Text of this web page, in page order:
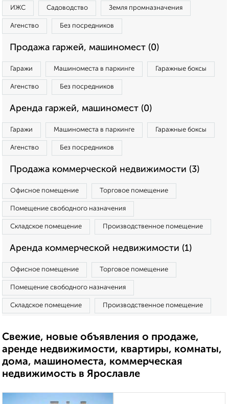
ИЖС Садоводство Земля промназначения
Агенство Без посредников
Продажа гаржей, машиномест (0)
Гаражи Машиноместа в паркинге Гаражные боксы
Агенство Без посредников
Аренда гаржей, машиномест (0)
Гаражи Машиноместа в паркинге Гаражные боксы
Агенство Без посредников
Продажа коммерческой недвижимости (3)
Офисное помещение Торговое помещение
Помещение свободного назначения
Складское помещение Производственное помещение
Аренда коммерческой недвижимости (1)
Офисное помещение Торговое помещение
Помещение свободного назначения
Складское помещение Производственное помещение
Свежие, новые объявления о продаже,
аренде недвижимости, квартиры, комнаты,
дома, машиноместа, коммерческая
недвижимость в Ярославле